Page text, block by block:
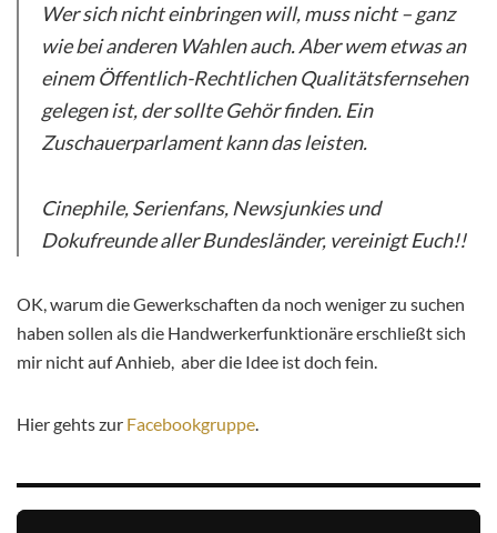
Wer sich nicht einbringen will, muss nicht – ganz
wie bei anderen Wahlen auch. Aber wem etwas an
einem Öffentlich-Rechtlichen Qualitätsfernsehen
gelegen ist, der sollte Gehör finden. Ein
Zuschauerparlament kann das leisten.
Cinephile, Serienfans, Newsjunkies und
Dokufreunde aller Bundesländer, vereinigt Euch!!
OK, warum die Gewerkschaften da noch weniger zu suchen
haben sollen als die Handwerkerfunktionäre erschließt sich
mir nicht auf Anhieb, aber die Idee ist doch fein.
Hier gehts zur Facebookgruppe.